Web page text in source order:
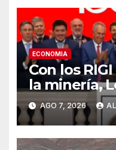
ECONOMIA
Con los
la minería,
en un
AGO 7, 2026